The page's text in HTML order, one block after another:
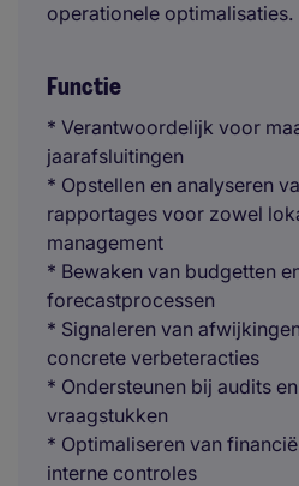
operationele optimalisaties.
Functie
* Verantwoordelijk voor
jaarafsluitingen
* Opstellen en analyseren
rapportages voor zowel
management
* Bewaken van budgetten
forecastprocessen
* Signaleren van
concrete verbeteracties
* Ondersteunen bij audits
vraagstukken
* Optimaliseren van
interne controles